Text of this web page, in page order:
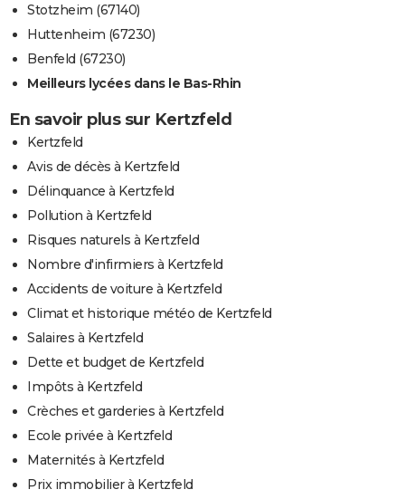
Stotzheim (67140)
Huttenheim (67230)
Benfeld (67230)
Meilleurs lycées dans le Bas-Rhin
En savoir plus sur Kertzfeld
Kertzfeld
Avis de décès à Kertzfeld
Délinquance à Kertzfeld
Pollution à Kertzfeld
Risques naturels à Kertzfeld
Nombre d'infirmiers à Kertzfeld
Accidents de voiture à Kertzfeld
Climat et historique météo de Kertzfeld
Salaires à Kertzfeld
Dette et budget de Kertzfeld
Impôts à Kertzfeld
Crèches et garderies à Kertzfeld
Ecole privée à Kertzfeld
Maternités à Kertzfeld
Prix immobilier à Kertzfeld